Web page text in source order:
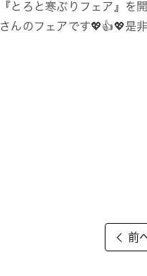
『とろと寒ぶりフェア』を
さんのフェアです💖👍💖是
前